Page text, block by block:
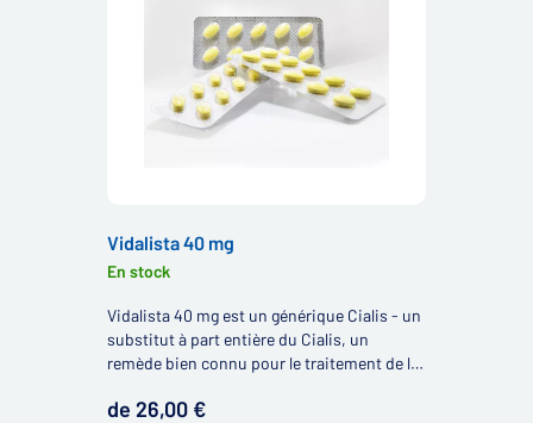
Vidalista 40 mg
En stock
Vidalista 40 mg est un générique Cialis - un
substitut à part entière du Cialis, un
remède bien connu pour le traitement de la
produit contient 40 mg de substance active
de 26,00 €